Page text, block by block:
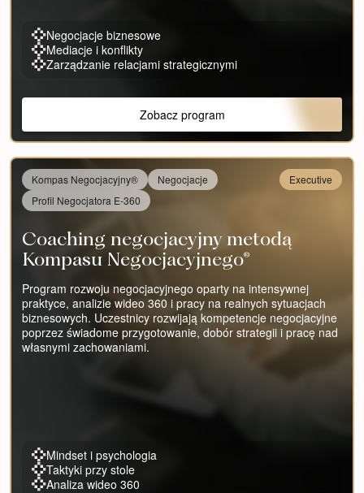
Negocjacje biznesowe
Mediacje i konflikty
Zarządzanie relacjami strategicznymi
Zobacz program
Kompas Negocjacyjny®
Negocjacje
Profil Negocjatora E-360
Executive
Coaching negocjacyjny metodą
Kompasu Negocjacyjnego®
Program rozwoju negocjacyjnego oparty na intensywnej
praktyce, analizie wideo 360 i pracy na realnych sytuacjach
biznesowych. Uczestnicy rozwijają kompetencje negocjacyjne
poprzez świadome przygotowanie, dobór strategii i pracę nad
własnymi zachowaniami.
Mindset i psychologia
Taktyki przy stole
Analiza wideo 360